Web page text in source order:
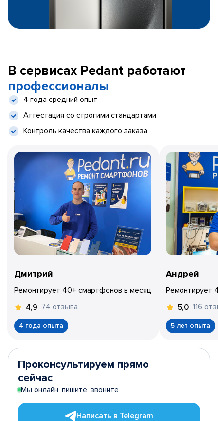
В сервисах Pedant работают
профессионалы
4 года средний опыт
Аттестация со строгими стандартами
Контроль качества каждого заказа
Дмитрий
Ремонтирует 40+ смартфонов в месяц
4,9 74 отзыва
4 года опыта
Андрей
Ремонтирует
5,0 116
5 лет опыта
Проконсультируем прямо
сейчас
Мы онлайн, пишите, звоните
Написать в Telegram